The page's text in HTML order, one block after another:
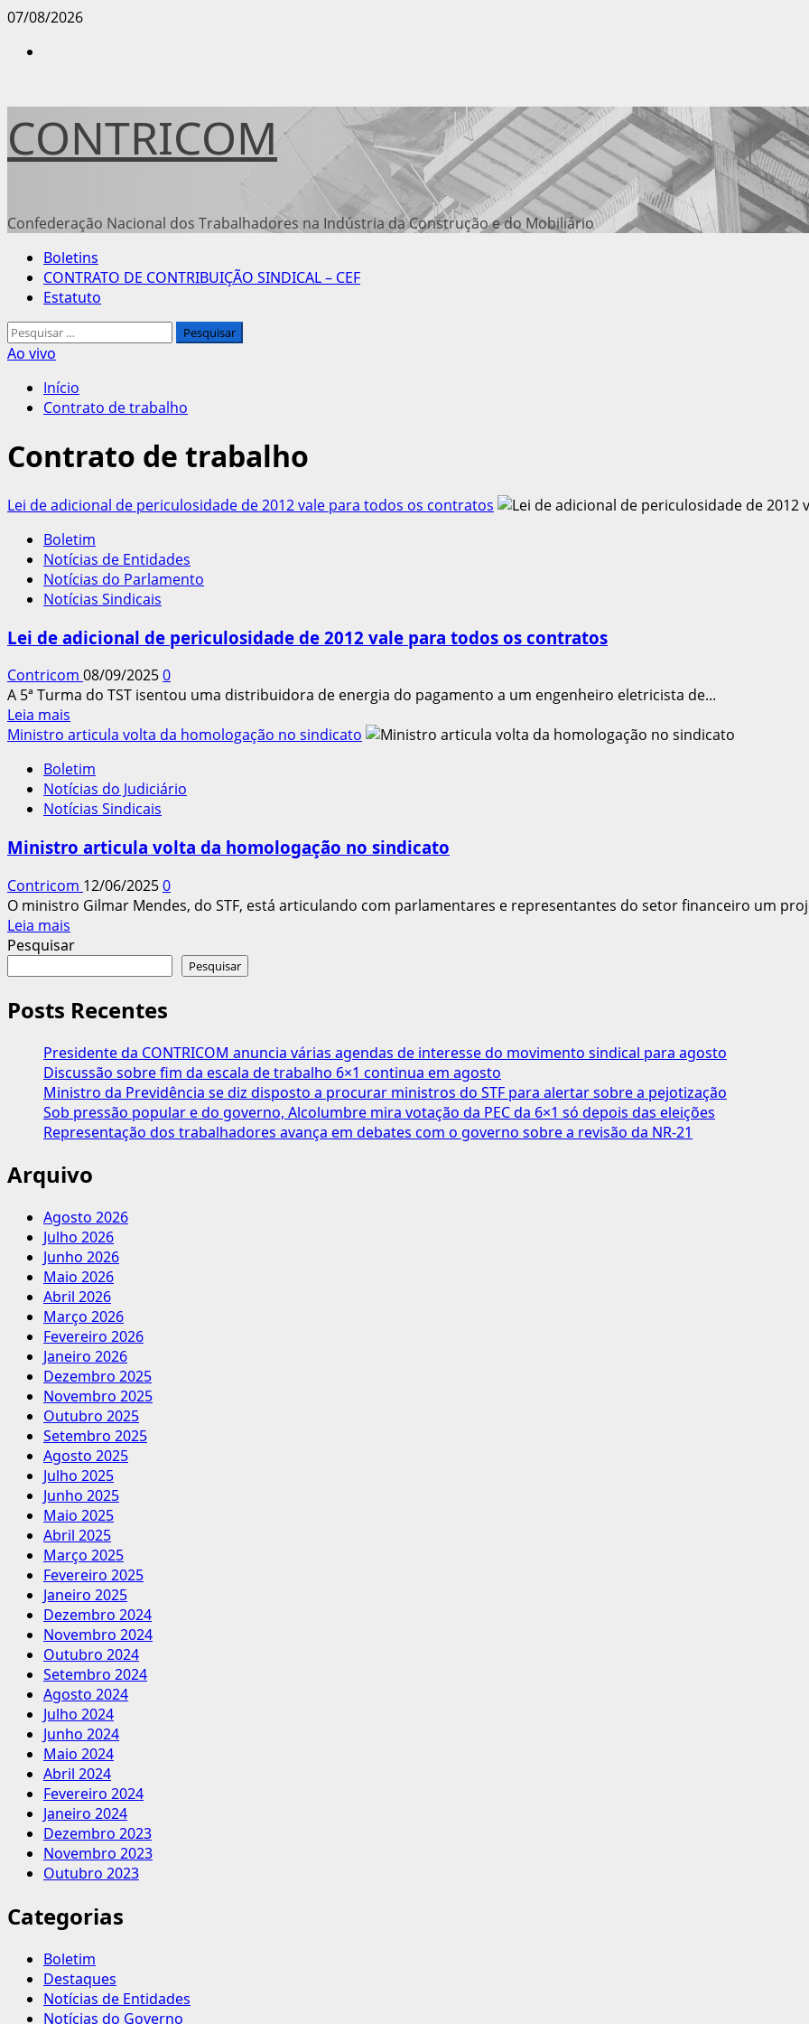
Avançar
07/08/2026
CONTRICOM
Confederação Nacional dos Trabalhadores na Indústria da Construção e do Mobiliário
Menu
principal
Boletins
CONTRATO DE CONTRIBUIÇÃO SINDICAL – CEF
Estatuto
Pesquisar
por:
Ao vivo
Início
Contrato de trabalho
Contrato de trabalho
Lei de adicional de periculosidade de 2012 vale para todos os contratos
Boletim
Notícias de Entidades
Notícias do Parlamento
Notícias Sindicais
Lei de adicional de periculosidade de 2012 vale para todos os contratos
Contricom 08/09/20250
A 5ª Turma do TST isentou uma distribuidora de energia do pagamento a um engenheiro eletricista de...
Leia mais
mais
Lei
de
adicional
periculosidade
2012
vale
para
todos
os
Ministro articula volta da homologação no sindicato
Boletim
Notícias do Judiciário
Notícias Sindicais
Ministro articula volta da homologação no sindicato
Contricom 12/06/20250
O ministro Gilmar Mendes, do STF, está articulando com parlamentares e representantes do setor financeiro um
Leia mais
mais
articula
volta
da
homologação
no
sindicato
Pesquisar
Pesquisar
Posts Recentes
Presidente da CONTRICOM anuncia várias agendas de interesse do movimento sindical para agosto
Discussão sobre fim da escala de trabalho 6×1 continua em agosto
Ministro da Previdência se diz disposto a procurar ministros do STF para alertar sobre a pejotização
Sob pressão popular e do governo, Alcolumbre mira votação da PEC da 6×1 só depois das eleições
Representação dos trabalhadores avança em debates com o governo sobre a revisão da NR-21
Arquivo
Agosto 2026
Julho 2026
Junho 2026
Maio 2026
Abril 2026
Março 2026
Fevereiro 2026
Janeiro 2026
Dezembro 2025
Novembro 2025
Outubro 2025
Setembro 2025
Agosto 2025
Julho 2025
Junho 2025
Maio 2025
Abril 2025
Março 2025
Fevereiro 2025
Janeiro 2025
Dezembro 2024
Novembro 2024
Outubro 2024
Setembro 2024
Agosto 2024
Julho 2024
Junho 2024
Maio 2024
Abril 2024
Fevereiro 2024
Janeiro 2024
Dezembro 2023
Novembro 2023
Outubro 2023
Categorias
Boletim
Destaques
Notícias de Entidades
Notícias do Governo